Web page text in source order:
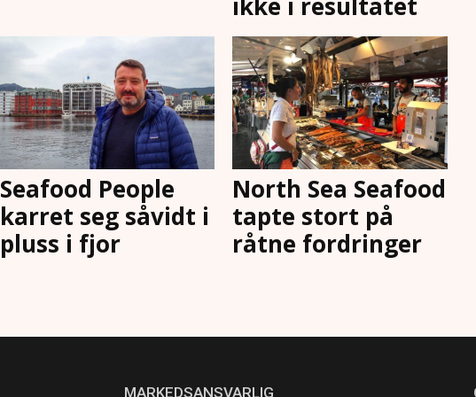
Seafood People
karret seg såvidt i
pluss i fjor
North Sea Seafood
tapte stort på
råtne fordringer
MARKEDSANSVARLIG